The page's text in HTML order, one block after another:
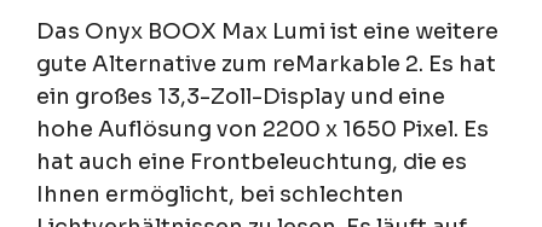
Das Onyx BOOX Max Lumi ist eine weitere
gute Alternative zum reMarkable 2. Es hat
ein großes 13,3-Zoll-Display und eine
hohe Auflösung von 2200 x 1650 Pixel. Es
hat auch eine Frontbeleuchtung, die es
Ihnen ermöglicht, bei schlechten